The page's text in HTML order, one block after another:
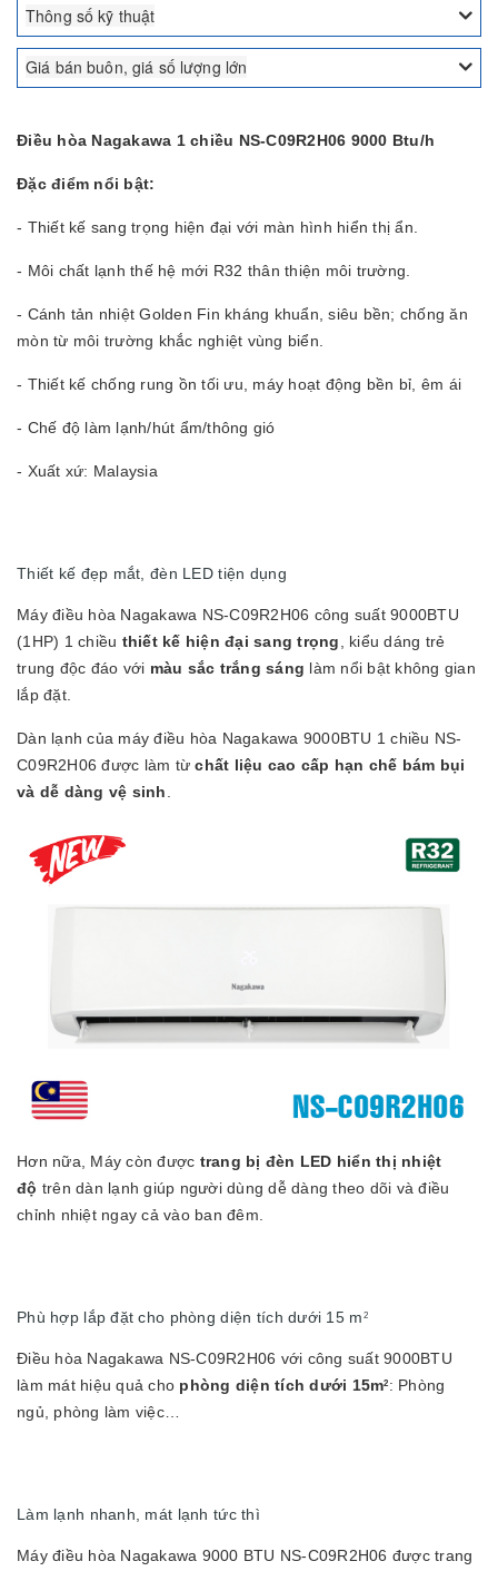
Thông số kỹ thuật
Giá bán buôn, giá số lượng lớn
Điều hòa Nagakawa 1 chiều NS-C09R2H06 9000 Btu/h
Đặc điểm nổi bật:
- Thiết kế sang trọng hiện đại với màn hình hiển thị ẩn.
- Môi chất lạnh thế hệ mới R32 thân thiện môi trường.
- Cánh tản nhiệt Golden Fin kháng khuẩn, siêu bền; chống ăn
mòn từ môi trường khắc nghiệt vùng biển.
- Thiết kế chống rung ồn tối ưu, máy hoạt động bền bỉ, êm ái
- Chế độ làm lạnh/hút ẩm/thông gió
- Xuất xứ: Malaysia
Thiết kế đẹp mắt, đèn LED tiện dụng
Máy điều hòa Nagakawa NS-C09R2H06 công suất 9000BTU
(1HP) 1 chiều thiết kế hiện đại sang trọng , kiểu dáng trẻ
trung độc đáo với màu sắc trắng sáng làm nổi bật không gian
lắp đặt.
Dàn lạnh của máy điều hòa Nagakawa 9000BTU 1 chiều NS-
C09R2H06 được làm từchất liệu cao cấp hạn chế bám bụi
và dễ dàng vệ sinh
Hơn nữa, Máy còn được trang bị đèn LED hiển thị nhiệt
độ trên dàn lạnh giúp người dùng dễ dàng theo dõi và điều
chỉnh nhiệt ngay cả vào ban đêm.
Phù hợp lắp đặt cho phòng diện tích dưới 15 m 2
Điều hòa Nagakawa NS-C09R2H06 với công suất 9000BTU
làm mát hiệu quả cho phòng diện tích dưới 15m2: Phòng
ngủ, phòng làm việc…
Làm lạnh nhanh, mát lạnh tức thì
Máy điều hòa Nagakawa 9000 BTU NS-C09R2H06 được trang